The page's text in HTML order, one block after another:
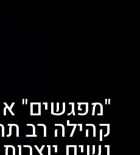
קהילה רב